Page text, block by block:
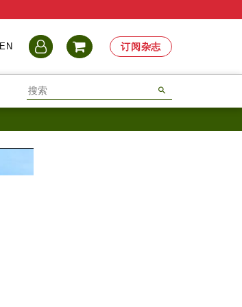
EN 订阅杂志